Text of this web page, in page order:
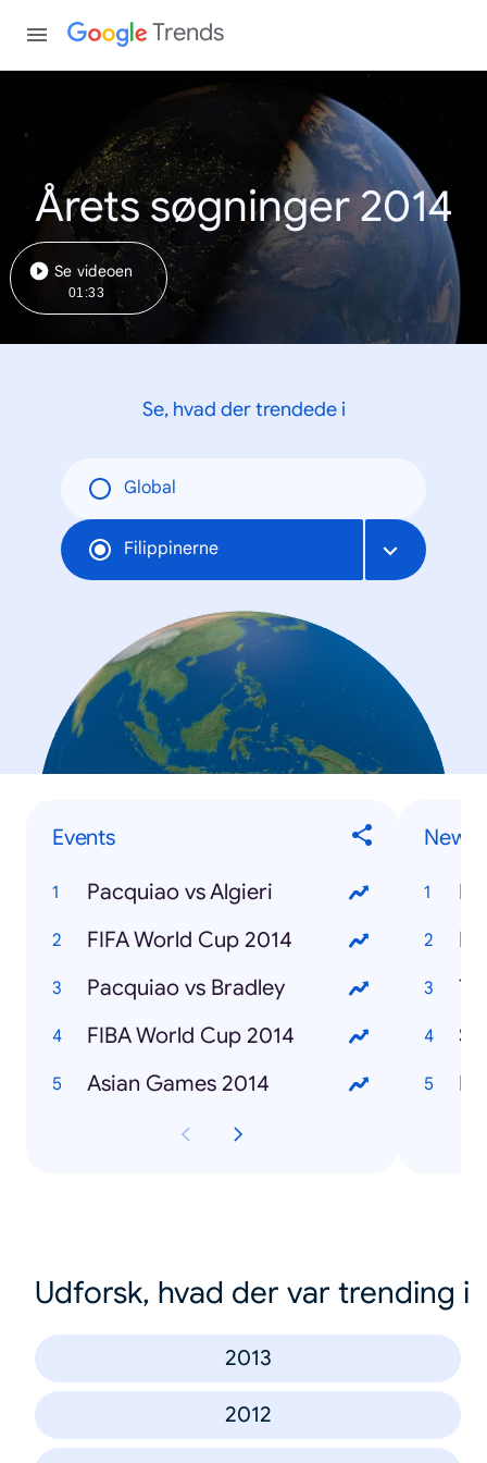
Trends
Årets søgninger 2014
Se videoen
01:33
Se, hvad der trendede i
Global
Filippinerne
Events
Pacquiao vs Algieri
FIFA World Cup 2014
Pacquiao vs Bradley
FIBA World Cup 2014
Asian Games 2014
News
Udforsk, hvad der var trending i
2013
2012